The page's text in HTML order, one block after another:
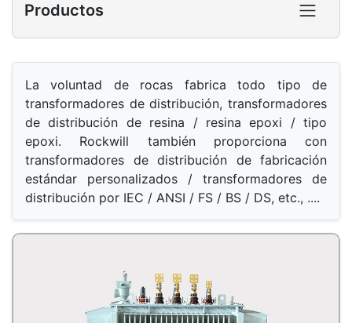
Productos
La voluntad de rocas fabrica todo tipo de
transformadores de distribución, transformadores
de distribución de resina / resina epoxi / tipo
epoxi. Rockwill también proporciona con
transformadores de distribución de fabricación
estándar personalizados / transformadores de
distribución por IEC / ANSI / FS / BS / DS, etc., ....